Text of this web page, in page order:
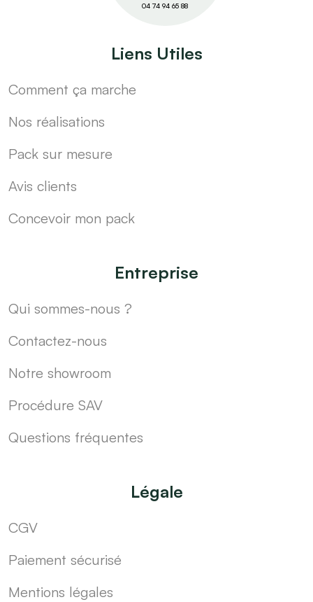
04 74 94 65 88
Liens Utiles
Comment ça marche
Nos réalisations
Pack sur mesure
Avis clients
Concevoir mon pack
Entreprise
Qui sommes-nous ?
Contactez-nous
Notre showroom
Procédure SAV
Questions fréquentes
Légale
CGV
Paiement sécurisé
Mentions légales